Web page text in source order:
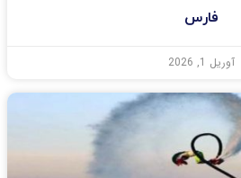
فارس
آوریل 1, 2026